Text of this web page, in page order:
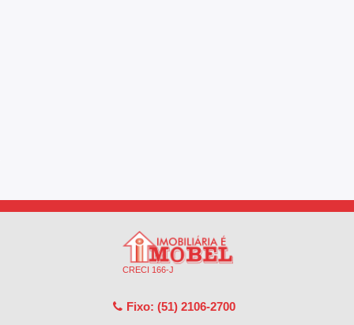
CRECI 166-J
Fixo: (51) 2106-2700